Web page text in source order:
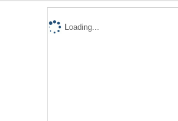
Loading...